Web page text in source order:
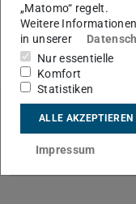
Themen
Datenbanken
„Matomo“ regelt.
Weitere
in unserer
Nur essentielle
Komfort
Statistiken
ALLE AKZEPTIEREN
Impressum